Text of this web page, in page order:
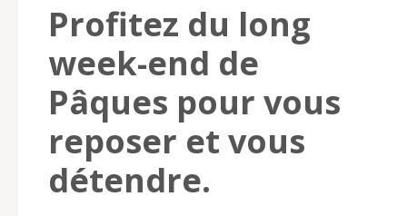
Profitez du long
week-end de
Pâques pour vous
reposer et vous
détendre.